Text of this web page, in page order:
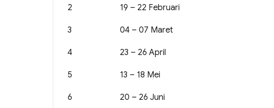
2 19 – 22 Februari
3 04 – 07 Maret
4 23 – 26 April
5 13 – 18 Mei
6 20 – 26 Juni